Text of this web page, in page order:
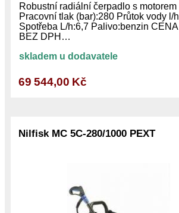
Robustní radiální čerpadlo s
Pracovní tlak (bar):280 Průtok vody l/
Spotřeba L/h:6,7 Palivo:benzin
BEZ DPH…
skladem u dodavatele
69 544,00 Kč
Nilfisk MC 5C-280/1000 PEXT